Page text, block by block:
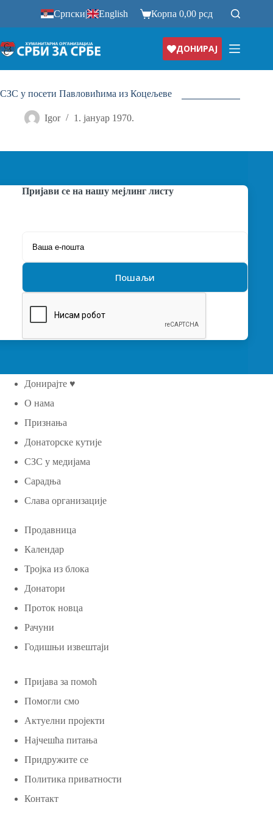
Српски| English Корпа0,00рсд
ДОНИРАЈ
СЗС у посети Павловићима из Коцељеве
Igor 1. јануар 1970.
Пријави се на нашу мејлинг листу
Донирајте ♥
О нама
Признања
Донаторске кутије
СЗС у медијама
Сарадња
Слава организације
Продавница
Календар
Тројка из блока
Донатори
Проток новца
Рачуни
Годишњи извештаји
Пријава за помоћ
Помогли смо
Актуелни пројекти
Најчешћа питања
Придружите се
Политика приватности
Контакт